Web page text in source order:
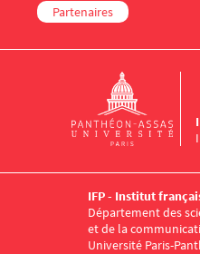
Partenaires
IFP - Institut
Département des
et de la
Université Paris-